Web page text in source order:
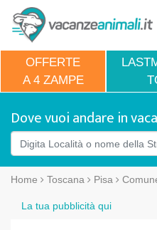
OFFERTE
A 4 ZAMPE
Dove vuoi andare in
Home Toscana Pisa
La tua pubblicità qui